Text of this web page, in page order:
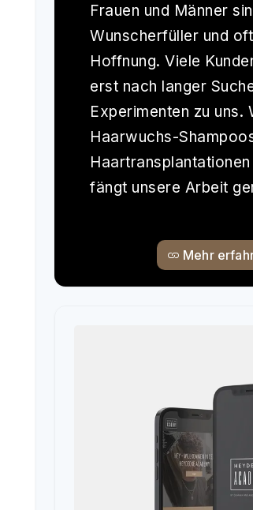
Frauen und Männer
Wunscherfüller und
Hoffnung. Viele
erst nach langer
Experimenten zu uns.
Haarwuchs-
fängt unsere Arbeit
Mehr